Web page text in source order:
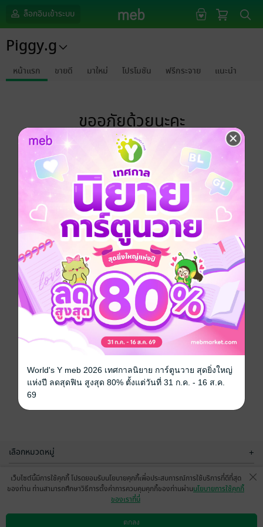
ล็อกอินเข้าระบบ
Piggy.g
หน้าแรก ขายดี มาใหม่ โปรโมชัน ฟรีกระจาย แนะนำ
ขออภัยด้วยนะคะ
ไม่พบข้อมูลในหัวข้อที่คุณกำลังชมค่ะ
เลือกหมวดหมู่ +
บริการช่วยเหลือ +
เว็บไซต์นี้มีการใช้คุกกี้ โปรดยอมรับนโยบายคุกกี้เพื่อประสบการณ์การใช้บริการที่ดีที่สุด
ของท่าน ท่านสามารถศึกษาวิธีการตั้งค่าการควบคุมคุกกี้ของท่านผ่านนโยบายการใช้คุกกี้
ของเราที่นี่
ตกลง
World's Y meb 2026 เทศกาลนิยาย การ์ตูนวาย สุดยิ่งใหญ่
แห่งปี ลดสุดฟิน สูงสุด 80% ตั้งแต่วันที่ 31 ก.ค. - 16 ส.ค.
69